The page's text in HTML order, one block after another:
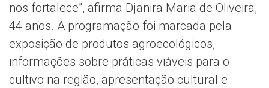
nos fortalece”, afirma Djanira Maria de Oliveira,
44 anos. A programação foi marcada pela
exposição de produtos agroecológicos,
informações sobre práticas viáveis para o
cultivo na região, apresentação cultural e